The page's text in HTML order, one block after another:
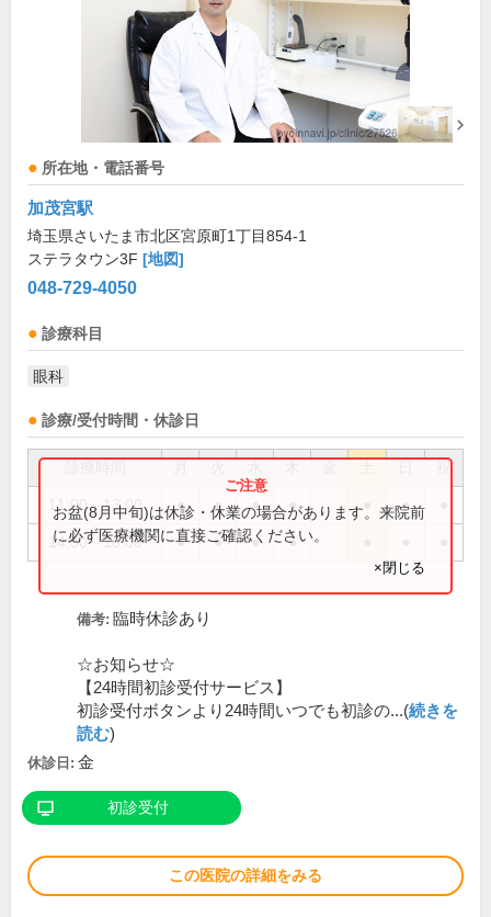
所在地・電話番号
加茂宮駅
埼玉県さいたま市北区宮原町1丁目854-1
ステラタウン3F [地図]
048-729-4050
診療科目
眼科
診療/受付時間・休診日
祝
11:00～13:00 ● ● ● ● ●
14:30～18:00 ● ● ● ●
お盆(8月中旬)は休診・休業の場合があります。来院前
に必ず医療機関に直接ご確認ください。
×閉じる
備考: 臨時休診あり
☆お知らせ☆
【24時間初診受付サービス】
初診受付ボタンより24時間いつでも初診の...(続きを
読む)
休診日: 金
初診受付
この医院の詳細をみる